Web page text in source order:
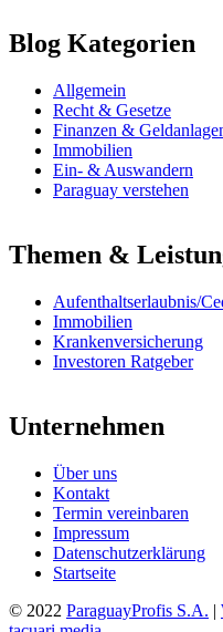
Blog Kategorien
Allgemein
Recht & Gesetze
Finanzen &
Immobilien
Ein- & Auswandern
Paraguay verstehen
Themen &
Aufenthaltserlaubnis/
Immobilien
Krankenversicherung
Investoren Ratgeber
Unternehmen
Über uns
Kontakt
Termin vereinbaren
Impressum
Datenschutzerklärung
Startseite
© 2022 ParaguayProfis S.A. |